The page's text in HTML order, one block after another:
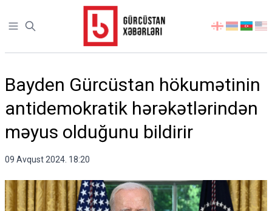
Open sidebar
აირჩიეთ
Bayden Gürcüstan hökumətinin
antidemokratik hərəkətlərindən
məyus olduğunu bildirir
09 Avqust 2024. 18:20